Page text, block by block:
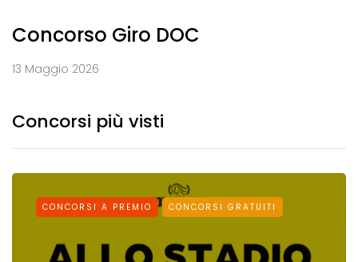
Concorso Giro DOC
13 Maggio 2026
Concorsi più visti
CONCORSI A PREMIO CONCORSI GRATUITI